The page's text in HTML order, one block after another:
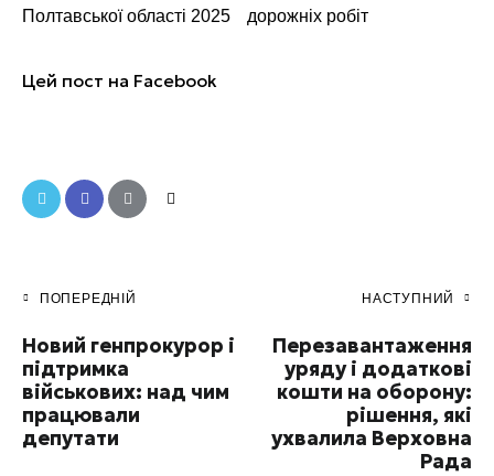
Цей пост на Facebook
ПОПЕРЕДНІЙ
Новий генпрокурор і
підтримка
військових: над чим
працювали
депутати
НАСТУПНИЙ
Перезавантаження
уряду і додаткові
кошти на оборону:
рішення, які
ухвалила Верховна
Рада